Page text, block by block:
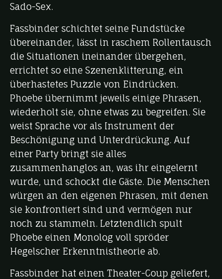
Sado-Sex.
Fassbinder schichtet seine Fundstücke
übereinander, lässt in raschem Rollentausch
die Situationen ineinander übergehen,
errichtet so eine Szenenklitterung, ein
überhastetes Puzzle von Eindrücken.
Phoebe übernimmt jeweils einige Phrasen,
wiederholt sie, ohne etwas zu begreifen. Sie
weist Sprache vor als Instrument der
Beschönigung und Unterdrückung. Auf
einer Party bringt sie alles
zusammenhanglos an, was ihr eingelernt
wurde, und schockt die Gäste. Die Menschen
würgen an den eigenen Phrasen, mit denen
sie konfrontiert sind und vermögen nur
noch zu stammeln. Letztendlich spult
Phoebe einen Monolog voll spröder
Hegelscher Erkenntnistheorie ab.
Fassbinder hat einen Theater-Coup geliefert,